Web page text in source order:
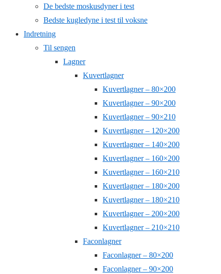
De bedste moskusdyner i test
Bedste kugledyne i test til voksne
Indretning
Til sengen
Lagner
Kuvertlagner
Kuvertlagner – 80×200
Kuvertlagner – 90×200
Kuvertlagner – 90×210
Kuvertlagner – 120×200
Kuvertlagner – 140×200
Kuvertlagner – 160×200
Kuvertlagner – 160×210
Kuvertlagner – 180×200
Kuvertlagner – 180×210
Kuvertlagner – 200×200
Kuvertlagner – 210×210
Faconlagner
Faconlagner – 80×200
Faconlagner – 90×200